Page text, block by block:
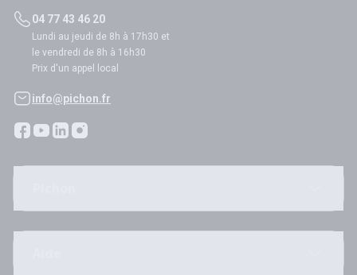
04 77 43 46 20
Lundi au jeudi de 8h à 17h30 et
le vendredi de 8h à 16h30
Prix d'un appel local
info@pichon.fr